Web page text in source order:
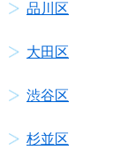
品川区
大田区
渋谷区
杉並区